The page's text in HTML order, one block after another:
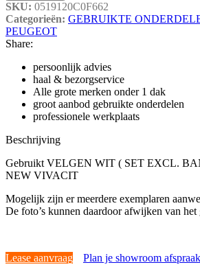
SKU: 0519120C0F662
Categorieën: GEBRUIKTE
PEUGEOT
Share:
persoonlijk advies
haal & bezorgservice
Alle grote merken onder 1 dak
groot aanbod gebruikte onderdelen
professionele werkplaats
Beschrijving
Gebruikt VELGEN WIT ( SET EXCL.
NEW VIVACIT
Mogelijk zijn er meerdere exemplaren
De foto’s kunnen daardoor afwijken van het
Lease aanvraag Plan je showroom afspraak